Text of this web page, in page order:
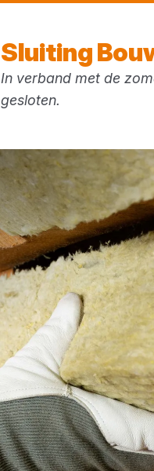
Services
Sluiting
In verband met de
gesloten.